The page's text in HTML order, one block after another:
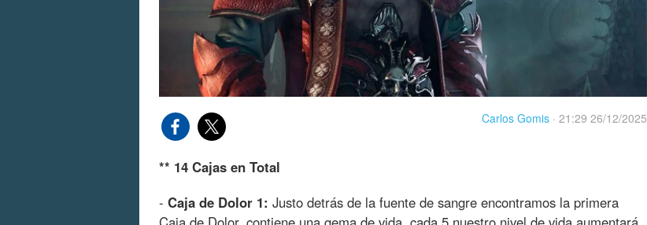
Carlos Gomis · 21:29 26/12/2025
** 14 Cajas en Total
- Caja de Dolor 1: Justo detrás de la fuente de sangre encontramos la primera